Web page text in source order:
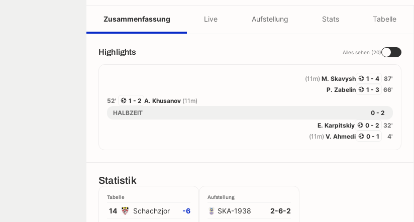
Zusammenfassung Live Aufstellung Stats Tabelle
Highlights Alles sehen (20)
87'
1 - 4
(11m) M. Skavysh
66'
1 - 3
P. Zabelin
52'
1 - 2 A. Khusanov (11m)
HALBZEIT
0 - 2
32'
0 - 2
E. Karpitskiy
4'
0 - 1
(11m) V. Ahmedi
Statistik
Tabelle
14 Schachzjor
-6
Aufstellung
SKA-1938
2-6-2